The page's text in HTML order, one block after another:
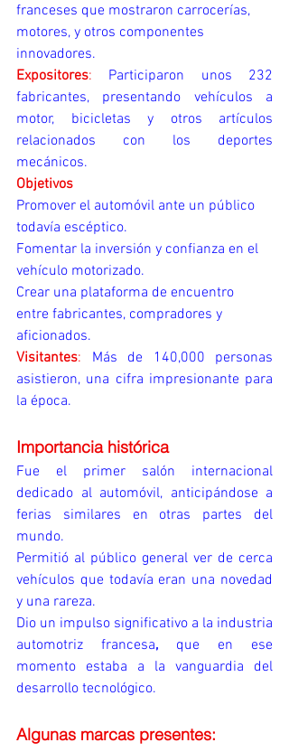
franceses que mostraron carrocerías,
motores, y otros componentes
innovadores.
Expositores: Participaron unos 232
fabricantes, presentando vehículos a
motor, bicicletas y otros artículos
relacionados con los deportes
mecánicos.
Objetivos
Promover el automóvil ante un público
todavía escéptico.
Fomentar la inversión y confianza en el
vehículo motorizado.
Crear una plataforma de encuentro
entre fabricantes, compradores y
aficionados.
Visitantes: Más de 140,000 personas
asistieron, una cifra impresionante para
la época.
Importancia histórica
Fue el primer salón internacional
dedicado al automóvil, anticipándose a
ferias similares en otras partes del
mundo.
Permitió al público general ver de cerca
vehículos que todavía eran una novedad
y una rareza.
Dio un impulso significativo a la industria
automotriz francesa, que en ese
momento estaba a la vanguardia del
desarrollo tecnológico.
Algunas marcas presentes: